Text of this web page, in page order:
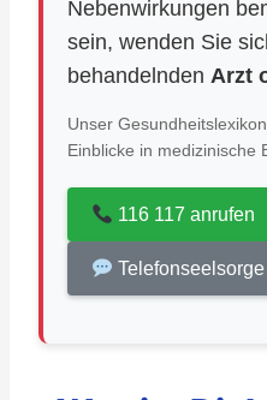
Nebenwirkungen
sein, wenden Sie
behandelnden Arzt
Unser
Einblicke in medizinische
116 117 anrufen
Telefonseelsorge